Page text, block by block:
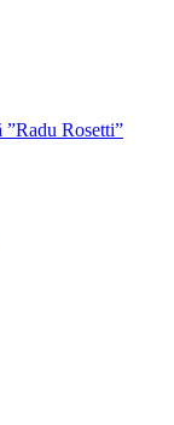
”Radu Rosetti”